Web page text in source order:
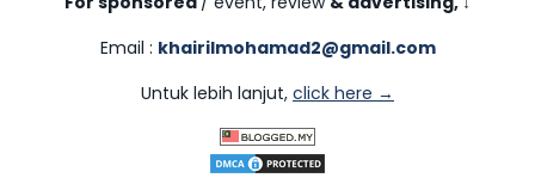
Email : khairilmohamad2@gmail.com
Untuk lebih lanjut, click here →